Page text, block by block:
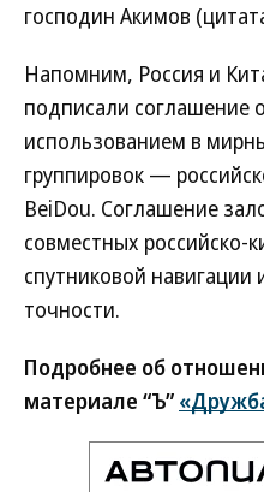
господин Акимов
Напомним, Россия и
подписали соглашение
использованием в
группировок —
BeiDou. Соглашение
совместных российско-
спутниковой
точности.
Подробнее об
материале “Ъ”